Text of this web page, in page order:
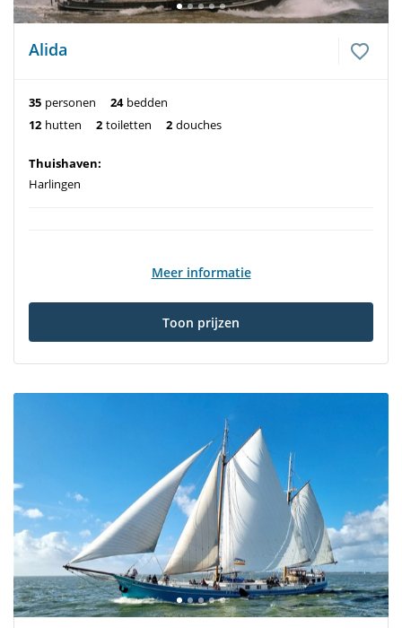
Alida
35 personen 24 bedden
12 hutten 2 toiletten 2 douches
Thuishaven:
Harlingen
Meer informatie
Toon prijzen